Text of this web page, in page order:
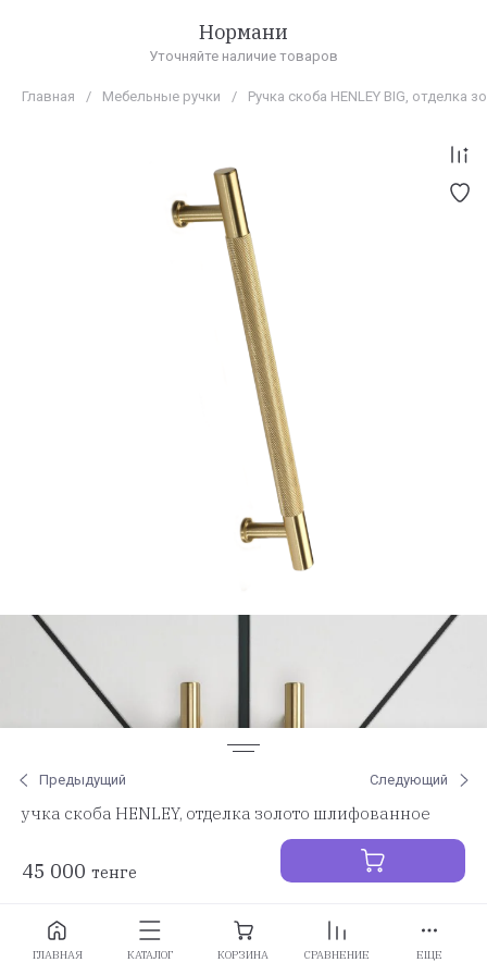
Нормани
Уточняйте наличие товаров
Главная / Мебельные ручки / Ручка скоба HENLEY BIG, отделка
Предыдущий Следующий
учка скоба HENLEY, отделка золото шлифованное
45 000 тенге
Заказать
ГЛАВНАЯ КАТАЛОГ КОРЗИНА СРАВНЕНИЕ ЕЩЕ